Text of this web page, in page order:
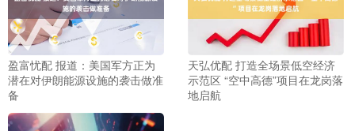
盈富忧配 报道：美国军方正为
潜在对伊朗能源设施的袭击做准
备
天弘优配 打造全场景低空经济
示范区 “空中高德”项目在龙岗落
地启航